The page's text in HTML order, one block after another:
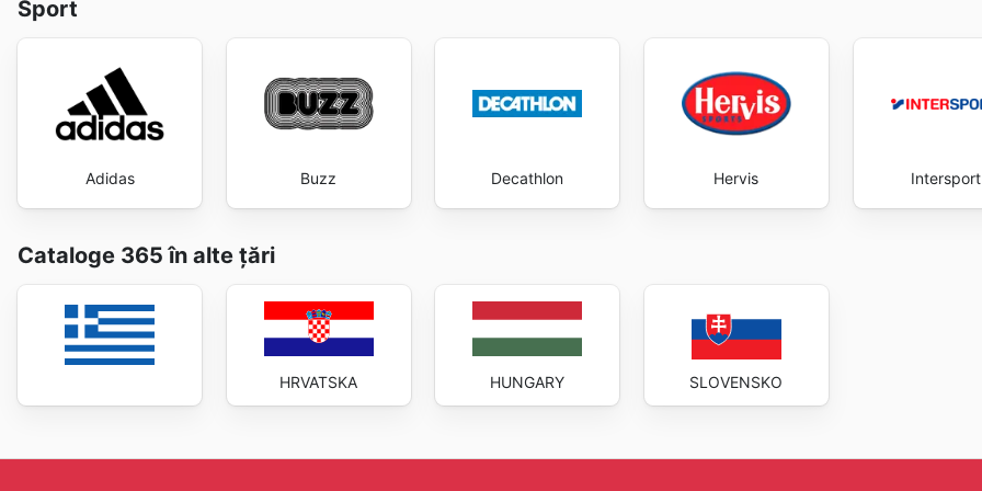
Sport
Adidas Buzz Decathlon Hervis Intersport
Cataloge 365 în alte țări
HRVATSKA HUNGARY SLOVENSKO